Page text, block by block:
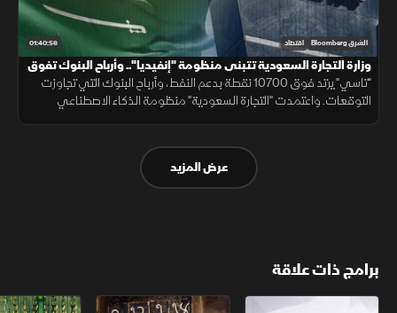
01:40:56 الشرق Bloomberg اقتصاد
وزارة التجارة السعودية تتبنى منظومة "إنفيديا".. وأرباح البنوك تفوق
التوقعات
"تاسي" يرتد فوق 10700 نقطة بدعم النفط، وأرباح البنوك التي تجاوزت
التوقعات. واعتمدت "التجارة السعودية" منظومة الذكاء الاصطناعي
عرض المزيد
برامج ذات علاقة
الأسواق الأميركية ملحمة الأرقام سلاسل